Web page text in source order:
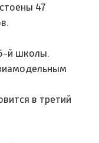
47
й школы.
в третий